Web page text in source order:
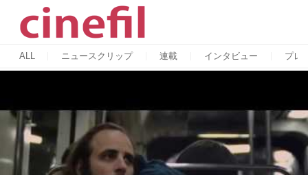
ALL ニュースクリップ 連載 インタビュー プレ